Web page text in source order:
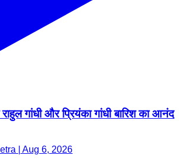
गांधी और प्रियंका गांधी बारिश का आनंद
| Aug 6, 2026